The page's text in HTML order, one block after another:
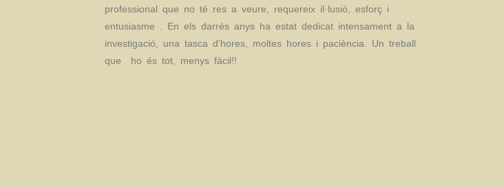
professional que no té res a veure, requereix il·lusió, esforç i
entusiasme . En els darrés anys ha estat dedicat intensament a la
investigació, una tasca d’hores, moltes hores i paciència. Un treball
que
ho és tot, menys fàcil!!